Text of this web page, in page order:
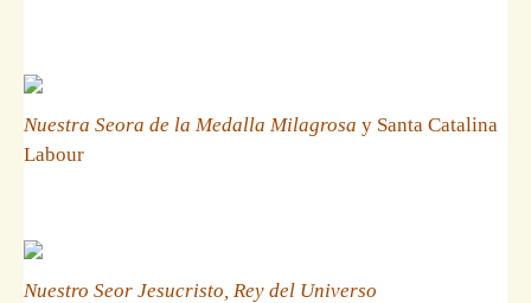
Nuestra Seora de la Medalla Milagrosa y Santa Catalina
Labour
Nuestro Seor Jesucristo, Rey del Universo